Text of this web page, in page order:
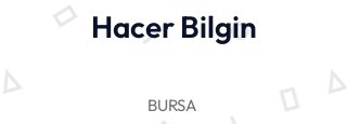
Hacer Bilgin
BURSA